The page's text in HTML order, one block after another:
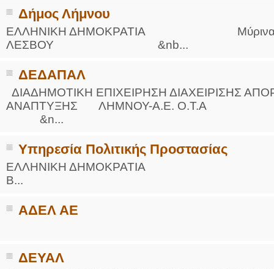
Δήμος Λήμνου
ΕΛΛΗΝΙΚΗ ΔΗΜΟΚΡΑΤΙΑ Μύρινα, 24
ΛΕΣΒΟΥ &nb...
ΔΕΔΑΠΑΛ
ΔΙΑΔΗΜΟΤΙΚΗ ΕΠΙΧΕΙΡΗΣΗ ΔΙΑΧΕΙΡΙΣΗΣ
ΑΝΑΠΤΥΞΗΣ ΛΗΜΝΟΥ-Α.Ε. Ο.Τ.Α
&n...
Yπηρεσία Πολιτικής Προστασίας
ΕΛΛΗΝΙΚΗ ΔΗΜΟΚΡΑΤΙΑ
Β...
ΑΔΕΛ ΑΕ
ΔΕΥΑΛ